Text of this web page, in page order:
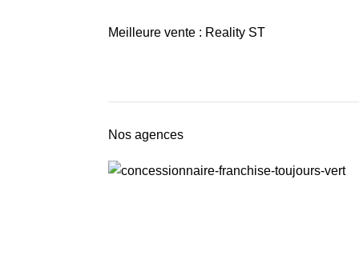
Meilleure vente : Reality ST
Nos agences